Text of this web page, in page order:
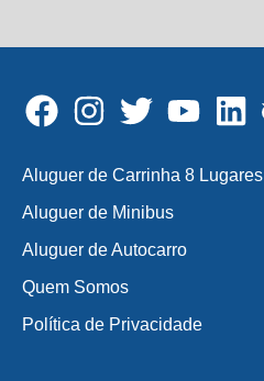
Aluguer de Carrinha 8 Lugares
Aluguer de Minibus
Aluguer de Autocarro
Quem Somos
Política de Privacidade